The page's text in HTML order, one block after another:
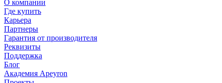
О компании
Где купить
Карьера
Партнеры
Гарантия от производителя
Реквизиты
Поддержка
Блог
Академия Apeyron